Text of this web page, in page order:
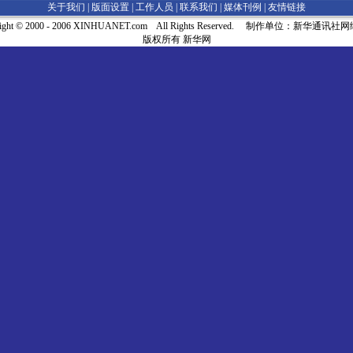
关于我们 | 版面设置 工作人员 联系我们 媒体刊例
友情链接
© 2000 - 2006 XINHUANET.com All Rights Reserved. 制作单位：新华通讯社网
版权所有 新华网